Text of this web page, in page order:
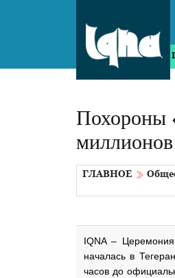
Похороны
ГЛАВНОЕ
IQNA –
началась в
часов до